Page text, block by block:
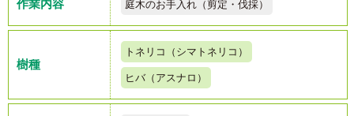
作業内容 庭木のお手入れ（剪定・伐採）
樹種
トネリコ（シマトネリコ）
ヒバ（アスナロ）